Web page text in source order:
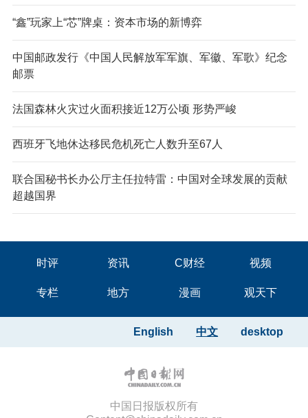
“鑫”玩家上“芯”牌桌：资本市场的新博弈
中国邮政发行《中国人民解放军军旗、军徽、军歌》纪念
邮票
法国森林火灾过火面积接近12万公顷 形势严峻
西班牙飞地休达移民危机死亡人数升至67人
联合国秘书长办公厅主任拉特雷：中国对全球发展的贡献
超越国界
时评 资讯 C财经 视频
专栏 地方 漫画 观天下
desktop
中文
English
中国日报版权所有